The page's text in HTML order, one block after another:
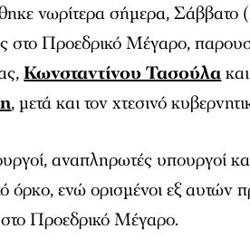
νωρίτερα σήμερα, Σάββατο
στο Προεδρικό Μέγαρο,
Κωνσταντίνου Τασούλα
, μετά και τον χτεσινό
αναπληρωτές υπουργοί
όρκο, ενώ ορισμένοι εξ αυτών
Προεδρικό Μέγαρο.